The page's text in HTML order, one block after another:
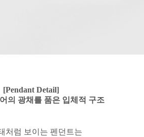
[Pendant Detail]
의 광채를 품은 입체적 구조
처럼 보이는 펜던트는